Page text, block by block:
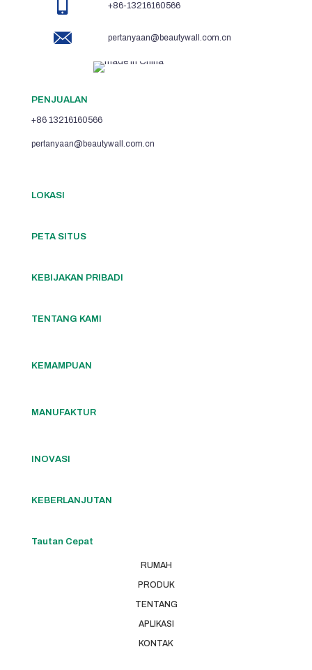
+86-13216160566
pertanyaan@beautywall.com.cn
PENJUALAN
+86 13216160566
pertanyaan@beautywall.com.cn
LOKASI
PETA SITUS
KEBIJAKAN PRIBADI
TENTANG KAMI
KEMAMPUAN
MANUFAKTUR
INOVASI
KEBERLANJUTAN
Tautan Cepat
RUMAH
PRODUK
TENTANG
APLIKASI
KONTAK